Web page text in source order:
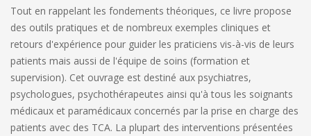
Tout en rappelant les fondements théoriques, ce livre propose
des outils pratiques et de nombreux exemples cliniques et
retours d'expérience pour guider les praticiens vis-à-vis de leurs
patients mais aussi de l'équipe de soins (formation et
supervision). Cet ouvrage est destiné aux psychiatres,
psychologues, psychothérapeutes ainsi qu'à tous les soignants
médicaux et paramédicaux concernés par la prise en charge des
patients avec des TCA. La plupart des interventions présentées